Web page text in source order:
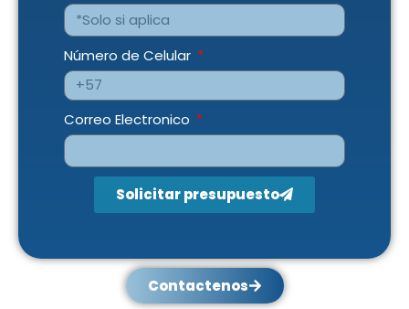
Número de Celular
Correo Electronico
Solicitar presupuesto
Contactenos